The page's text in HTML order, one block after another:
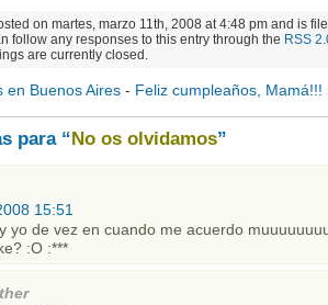
on martes, marzo 11th, 2008 at 4:48 pm and is
follow any responses to this entry through the RSS
are currently closed.
en Buenos Aires - Feliz cumpleaños, Mamá!!!
para “No os olvidamos”
15:51
yo de vez en cuando me acuerdo
:O :***